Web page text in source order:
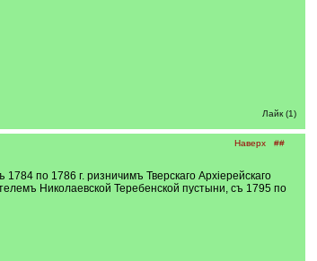
Лайк (1)
Наверх ##
по 1786 г. ризничимъ Тверскаго Архіерейскаго
Николаевской Теребенской пустыни, съ 1795 по